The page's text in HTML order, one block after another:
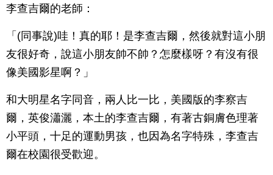
李查吉爾的老師：
「(同事說)哇！真的耶！是李查吉爾，然後就對這小朋
友很好奇，說這小朋友帥不帥？怎麼樣呀？有沒有很
像美國影星啊？」
和大明星名字同音，兩人比一比，美國版的李察吉
爾，英俊瀟灑，本土的李查吉爾，有著古銅膚色理著
小平頭，十足的運動男孩，也因為名字特殊，李查吉
爾在校園很受歡迎。